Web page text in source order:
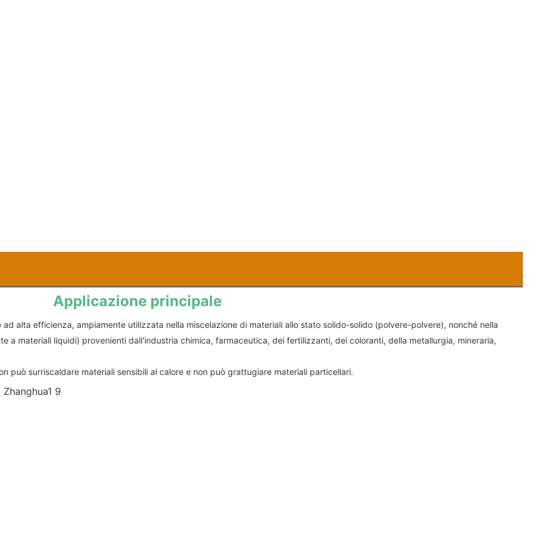
Applicazione principale
alta efficienza, ampiamente utilizzata nella miscelazione di materiali allo stato solido-solido (polvere-polvere), nonché nella
a materiali liquidi) provenienti dall'industria chimica, farmaceutica, dei fertilizzanti, dei coloranti, della metallurgia, mineraria,
può surriscaldare materiali sensibili al calore e non può grattugiare materiali particellari.